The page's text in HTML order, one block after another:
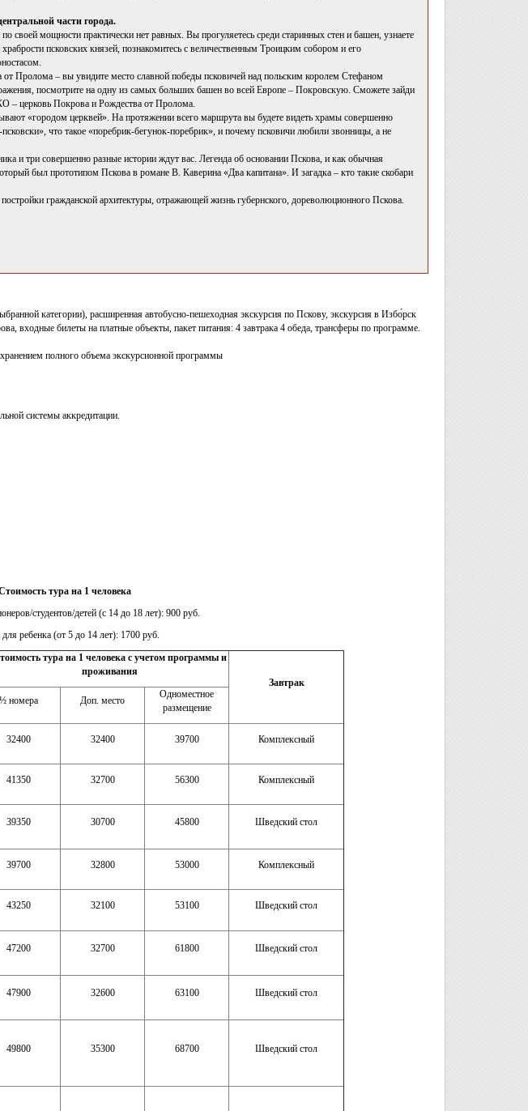
части города.
своей мощности практически нет равных. Вы прогуляетесь среди старинных стен и башен, узнаете
псковских князей, познакомитесь с величественным Троицким собором и его
Пролома – вы увидите место славной победы псковичей над польским королем Стефаном
посмотрите на одну из самых больших башен во всей Европе – Покровскую. Сможете зайди
– церковь Покрова и Рождества от Пролома.
«городом церквей». На протяжении всего маршрута вы будете видеть храмы совершенно
что такое «поребрик-бегунок-поребрик», и почему псковичи любили звонницы, а не
и три совершенно разные истории ждут вас. Легенда об основании Пскова, и как обычная
был прототипом Пскова в романе В. Каверина «Два капитана». И загадка – кто такие скобари
гражданской архитектуры, отражающей жизнь губернского, дореволюционного Пскова.
категории), расширенная автобусно-пешеходная экскурсия по Пскову, экскурсия в Избо́рск
входные билеты на платные объекты, пакет питания: 4 завтрака 4 обеда, трансферы по программе.
полного объема экскурсионной программы
системы аккредитации.
тура на 1 человека
студентов/детей (с 14 до 18 лет): 900 руб.
ребенка (от 5 до 14 лет): 1700 руб.
тура на 1 человека с учетом программы и
проживания
Завтрак
½ номера
Доп. место
Одноместное
размещение
32400 32400 39700 Комплексный
41350 32700 56300 Комплексный
39350 30700 45800 Шведский стол
39700 32800 53000 Комплексный
43250 32100 53100 Шведский стол
47200 32700 61800 Шведский стол
47900 32600 63100 Шведский стол
49800 35300 68700 Шведский стол